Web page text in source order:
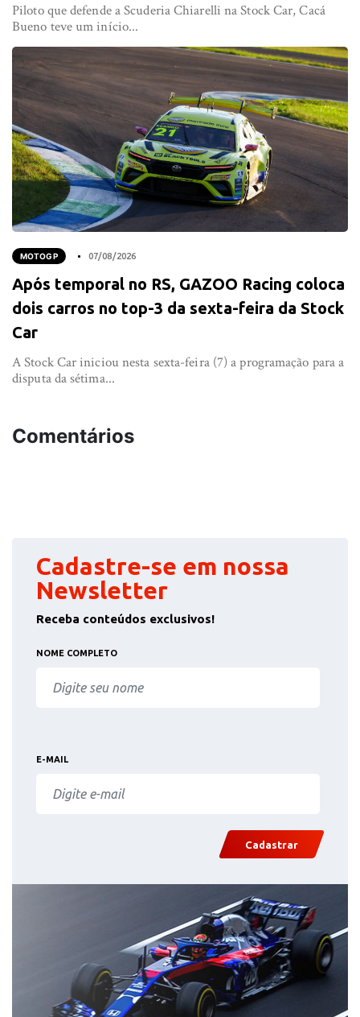
Piloto que defende a Scuderia Chiarelli na Stock Car, Cacá
Bueno teve um início...
MOTOGP 07/08/2026
Após temporal no RS, GAZOO Racing coloca
dois carros no top-3 da sexta-feira da Stock
Car
A Stock Car iniciou nesta sexta-feira (7) a programação para a
disputa da sétima...
Comentários
Cadastre-se em nossa
Newsletter
Receba conteúdos exclusivos!
NOME COMPLETO
E-MAIL
Cadastrar